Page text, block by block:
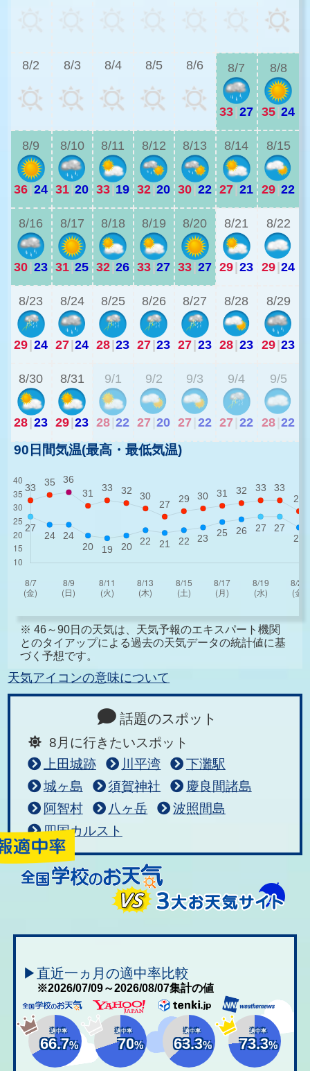
8/2 8/3 8/4 8/5 8/6 8/7
33|27
8/8
35|24
8/9
36|24
8/10
31|20
8/11
33|19
8/12
32|20
8/13
30|22
8/14
27|21
8/15
29|22
8/16
30|23
8/17
31|25
8/18
32|26
8/19
33|27
8/20
33|27
8/21
29|23
8/22
29|24
8/23
29|24
8/24
27|24
8/25
28|23
8/26
27|23
8/27
27|23
8/28
28|23
8/29
29|23
8/30
28|23
8/31
29|23
9/1
28 22
9/2
27 20
9/3
27 22
9/4
27 22
9/5
28 22
90日間気温(最高・最低気温)
※ 46～90日の天気は、天気予報のエキスパート機関
とのタイアップによる過去の天気データの統計値に基
づく予想です。
天気アイコンの意味について
話題のスポット
8月に行きたいスポット
上田城跡
川平湾
下灘駅
城ヶ島
須賀神社
慶良間諸島
阿智村
八ヶ岳
波照間島
四国カルスト
▶直近一ヵ月の適中率比較
※2026/07/09～2026/08/07集計の値
適中率
66.7%
適中率
70%
適中率
63.3%
適中率
73.3%